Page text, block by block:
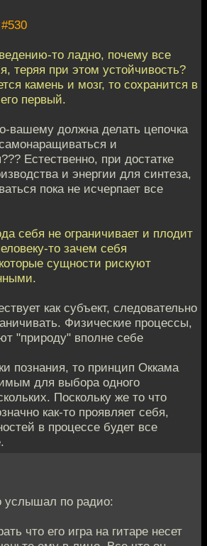
#530
то ладно, почему все
теряя при этом устойчивость?
камень и мозг, то сохранится в
первый.
вашему должна делать цепочка
и
Естественно, при достатке
и энергии для синтеза,
пока не исчерпает все
себя не ограничивает и плодит
то зачем себя
сущности рискуют
как субъект, следовательно
Физические процессы,
"природу" вполне себе
познания, то принцип Оккама
для выбора одного
Поскольку же то что
как-то проявляет себя,
в процессе будет все
услышал по радио:
что его игра на гитаре несет